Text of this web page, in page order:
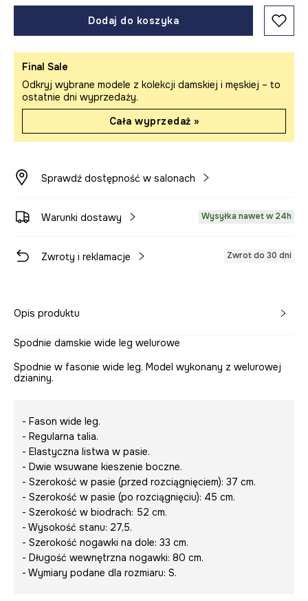
Dodaj do koszyka
Final Sale
Odkryj wybrane modele z kolekcji damskiej i męskiej – to
ostatnie dni wyprzedaży.
Cała wyprzedaż »
Sprawdź dostępność w salonach
Warunki dostawy Wysyłka nawet w 24h
Zwroty i reklamacje Zwrot do 30 dni
Opis produktu
Spodnie damskie wide leg welurowe
Spodnie w fasonie wide leg. Model wykonany z welurowej
dzianiny.
- Fason wide leg.
- Regularna talia.
- Elastyczna listwa w pasie.
- Dwie wsuwane kieszenie boczne.
- Szerokość w pasie (przed rozciągnięciem): 37 cm.
- Szerokość w pasie (po rozciągnięciu): 45 cm.
- Szerokość w biodrach: 52 cm.
- Wysokość stanu: 27,5.
- Szerokość nogawki na dole: 33 cm.
- Długość wewnętrzna nogawki: 80 cm.
- Wymiary podane dla rozmiaru: S.